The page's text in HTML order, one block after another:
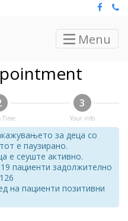
Menu
Time
3
Your info
за деца со
е паузирано.
е сеуште активно.
пациенти задолжително
на пациенти позитивни